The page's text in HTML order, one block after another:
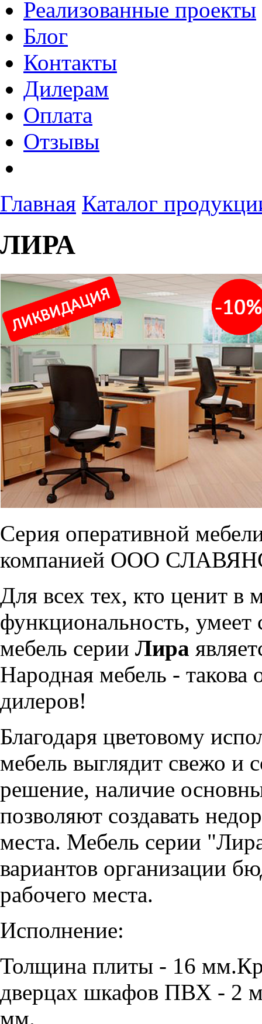
Реализованные проекты
Блог
Контакты
Дилерам
Оплата
Отзывы
Главная Каталог
ЛИРА
Серия оперативной
компанией ООО
Для всех тех, кто ценит в
функциональность, умеет
мебель серии Лира
Народная мебель - такова
дилеров!
Благодаря цветовому
мебель выглядит свежо и
решение, наличие
позволяют создавать
места. Мебель серии
вариантов организации
рабочего места.
Исполнение:
Толщина плиты - 16
дверцах шкафов ПВХ - 2
мм.